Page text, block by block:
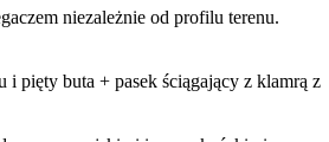
niezależnie od profilu terenu.
pięty buta + pasek ściągający z klamrą z